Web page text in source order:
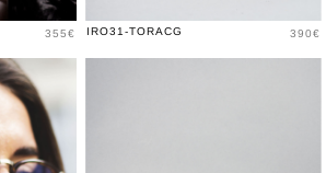
Prix
355€ IRO31-TORACG Prix
390€